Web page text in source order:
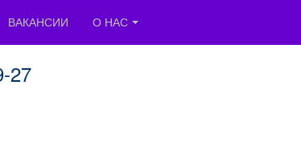
ВАКАНСИИ О НАС
27